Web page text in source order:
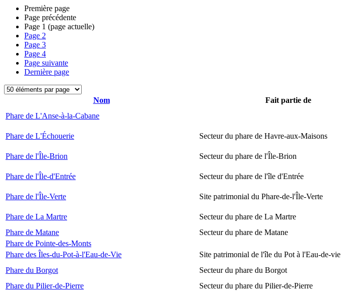
Première page
Page précédente
Page 1 (page actuelle)
Page 2
Page 3
Page 4
Page suivante
Dernière page
Nom Fait partie de
Phare de L'Anse-à-la-Cabane
Phare de L'Échouerie Secteur du phare de Havre-aux-Maisons
Phare de l'Île-Brion Secteur du phare de l'Île-Brion
Phare de l'Île-d'Entrée Secteur du phare de l'île d'Entrée
Phare de l'Île-Verte Site patrimonial du Phare-de-l'Île-Verte
Phare de La Martre
Secteur du phare de La Martre
Phare de Matane
Secteur du phare de Matane
Phare de Pointe-des-Monts
Phare des Îles-du-Pot-à-l'Eau-de-Vie
Site patrimonial de l'île du Pot à l'Eau-de-vie
Phare du Borgot
Secteur du phare du Borgot
Phare du Pilier-de-Pierre
Secteur du phare du Pilier-de-Pierre